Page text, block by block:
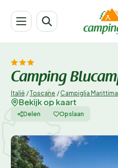
Camping
Italië /Toscane / Campiglia Marittima
Bekijk op kaart
Delen Opslaan